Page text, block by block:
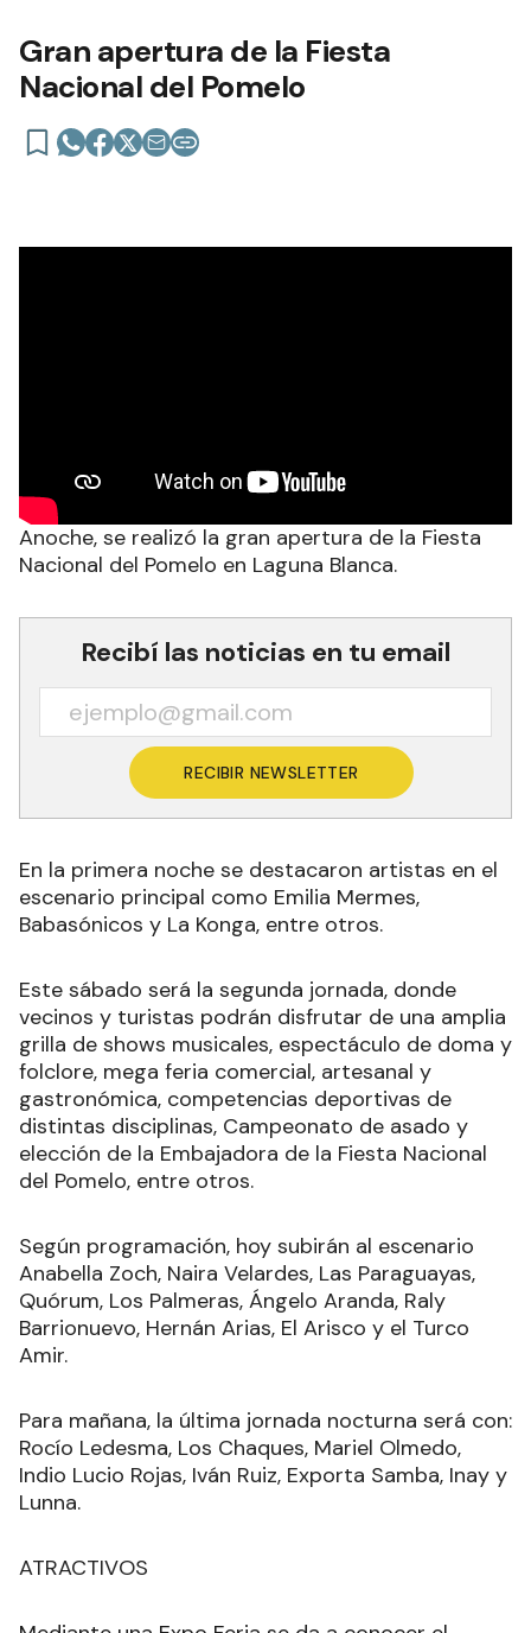
Gran apertura de la Fiesta
Nacional del Pomelo
Anoche, se realizó la gran apertura de la Fiesta
Nacional del Pomelo en Laguna Blanca.
Recibí las noticias en tu email
RECIBIR NEWSLETTER
En la primera noche se destacaron artistas en el
escenario principal como Emilia Mermes,
Babasónicos y La Konga, entre otros.
Este sábado será la segunda jornada, donde
vecinos y turistas podrán disfrutar de una amplia
grilla de shows musicales, espectáculo de doma y
folclore, mega feria comercial, artesanal y
gastronómica, competencias deportivas de
distintas disciplinas, Campeonato de asado y
elección de la Embajadora de la Fiesta Nacional
del Pomelo, entre otros.
Según programación, hoy subirán al escenario
Anabella Zoch, Naira Velardes, Las Paraguayas,
Quórum, Los Palmeras, Ángelo Aranda, Raly
Barrionuevo, Hernán Arias, El Arisco y el Turco
Amir.
Para mañana, la última jornada nocturna será con:
Rocío Ledesma, Los Chaques, Mariel Olmedo,
Indio Lucio Rojas, Iván Ruiz, Exporta Samba, Inay y
Lunna.
ATRACTIVOS